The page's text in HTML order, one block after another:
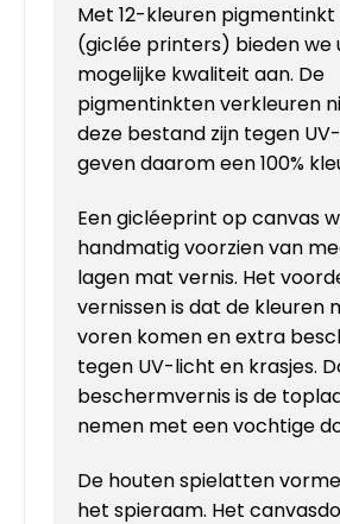
Met 12-kleuren
(giclée printers) bieden we
mogelijke kwaliteit aan. De
pigmentinkten verkleuren
deze bestand zijn tegen
geven daarom een 100%
Een gicléeprint op canvas
handmatig voorzien van
lagen mat vernis. Het
vernissen is dat de kleuren
voren komen en extra
tegen UV-licht en krasjes.
beschermvernis is de
nemen met een vochtige
De houten spielatten
het spieraam. Het